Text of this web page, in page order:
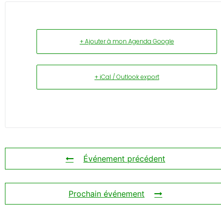
+ Ajouter à mon Agenda Google
+ iCal / Outlook export
Événement précédent
Prochain événement